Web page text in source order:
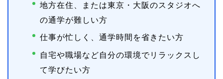
地方在住、または東京・大阪のスタジオへ
の通学が難しい方
仕事が忙しく、通学時間を省きたい方
自宅や職場など自分の環境でリラックスし
て学びたい方